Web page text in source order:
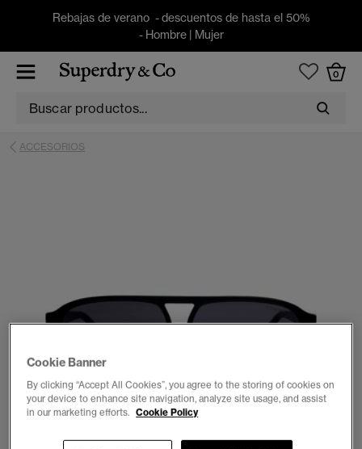
Rebajas de verano - descuentos de hasta el 50%
- Hombre| Mujer
0
ACCESORIOS
Cookie Banner
By clicking “Accept All Cookies”, you agree to the storing of cookies on
your device to enhance site navigation, analyze site usage, and assist
in our marketing efforts. Cookie Policy